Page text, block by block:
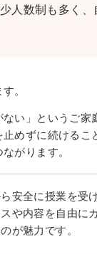
人数制も多く、
。
ない」というご家
めずに続けるこ
がります。
安全に授業を受
や内容を自由に
が魅力です。